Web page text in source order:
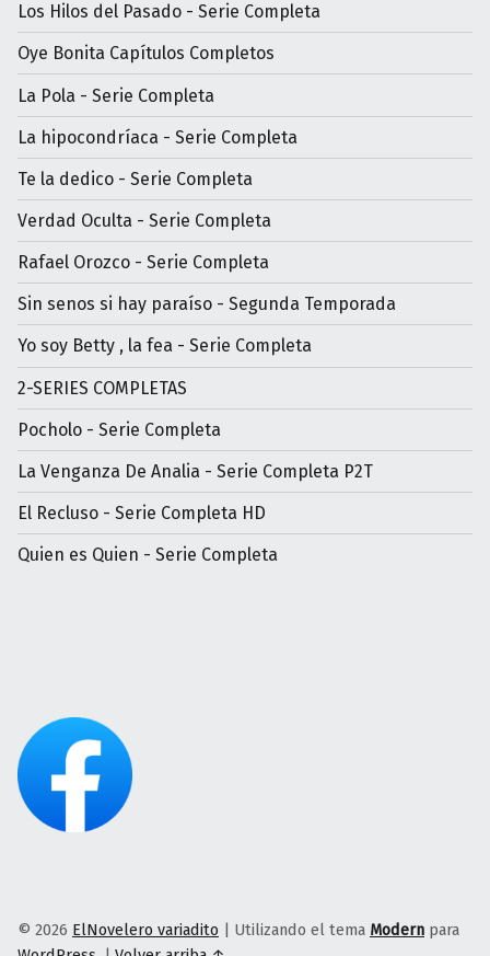
Los Hilos del Pasado - Serie Completa
Oye Bonita Capítulos Completos
La Pola - Serie Completa
La hipocondríaca - Serie Completa
Te la dedico - Serie Completa
Verdad Oculta - Serie Completa
Rafael Orozco - Serie Completa
Sin senos si hay paraíso - Segunda Temporada
Yo soy Betty , la fea - Serie Completa
2-SERIES COMPLETAS
Pocholo - Serie Completa
La Venganza De Analia - Serie Completa P2T
El Recluso - Serie Completa HD
Quien es Quien - Serie Completa
© 2026 ElNovelero variadito | Utilizando el tema Modern para